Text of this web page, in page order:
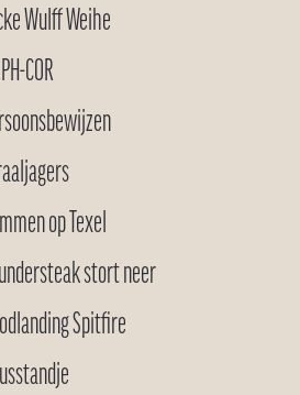
Wulff Weihe
COR
op Texel
stort neer
Spitfire